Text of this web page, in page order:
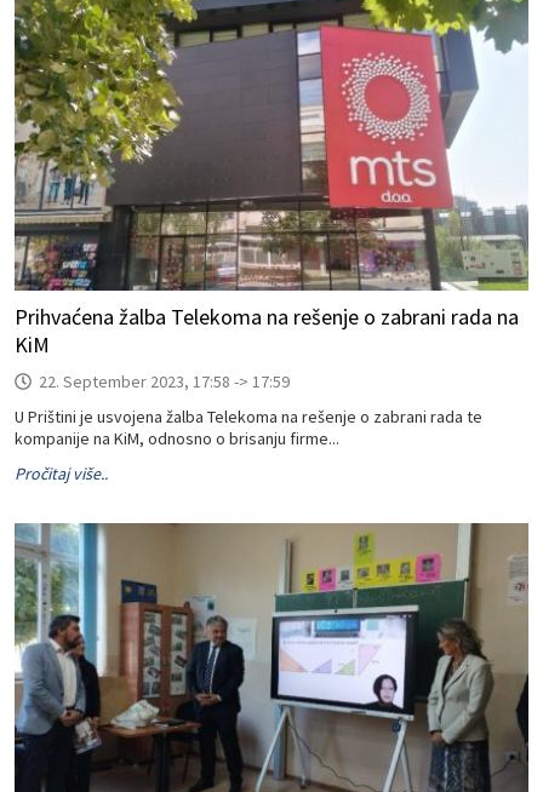
Prihvaćena žalba Telekoma na rešenje o zabrani rada na
KiM
22. September 2023, 17:58 -> 17:59
U Prištini je usvojena žalba Telekoma na rešenje o zabrani rada te
kompanije na KiM, odnosno o brisanju firme...
Pročitaj više..